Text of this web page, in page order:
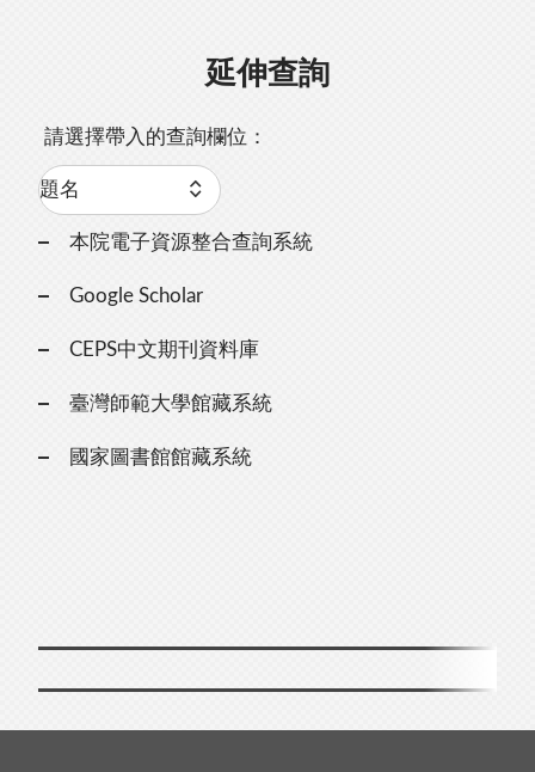
延伸查詢
請選擇帶入的查詢欄位：
本院電子資源整合查詢系統
Google Scholar
CEPS中文期刊資料庫
臺灣師範大學館藏系統
國家圖書館館藏系統